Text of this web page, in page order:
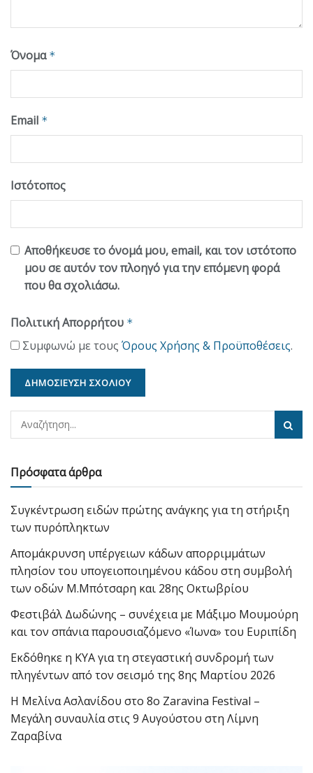
Όνομα *
Email *
Ιστότοπος
Αποθήκευσε το όνομά μου, email, και τον ιστότοπο
μου σε αυτόν τον πλοηγό για την επόμενη φορά
που θα σχολιάσω.
Πολιτική Απορρήτου *
Συμφωνώ με τους Όρους Χρήσης & Προϋποθέσεις.
Πρόσφατα άρθρα
Συγκέντρωση ειδών πρώτης ανάγκης για τη στήριξη
των πυρόπληκτων
Απομάκρυνση υπέργειων κάδων απορριμμάτων
πλησίον του υπογειοποιημένου κάδου στη συμβολή
των οδών Μ.Μπότσαρη και 28ης Οκτωβρίου
Φεστιβάλ Δωδώνης – συνέχεια με Μάξιμο Μουμούρη
και τον σπάνια παρουσιαζόμενο «Ίωνα» του Ευριπίδη
Εκδόθηκε η ΚΥΑ για τη στεγαστική συνδρομή των
πληγέντων από τον σεισμό της 8ης Μαρτίου 2026
Η Μελίνα Ασλανίδου στο 8ο Zaravina Festival –
Μεγάλη συναυλία στις 9 Αυγούστου στη Λίμνη
Ζαραβίνα